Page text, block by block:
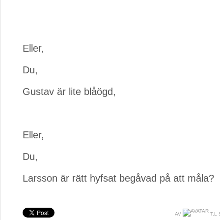
Eller,
Du,
Gustav är lite blåögd,
Eller,
Du,
Larsson är rätt hyfsat begåvad på att måla?
AV T.L